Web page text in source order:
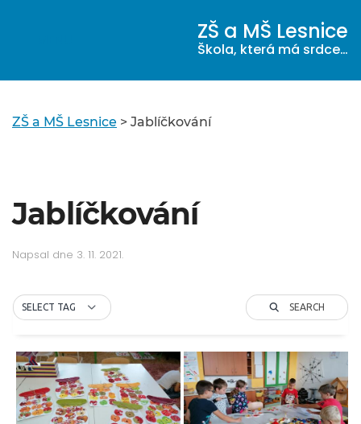
ZŠ a MŠ Lesnice
Škola, která má srdce…
ZŠ a MŠ Lesnice > Jablíčkování
Jablíčkování
Napsal dne 3. 11. 2021.
SELECT TAG SEARCH